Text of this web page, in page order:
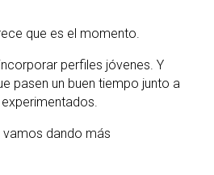
que es el momento.
perfiles jóvenes. Y
pasen un buen tiempo junto a
dando más